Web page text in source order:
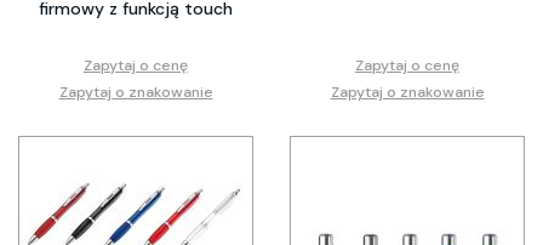
firmowy z funkcją touch
Zapytaj o cenę
Zapytaj o znakowanie
Zapytaj o cenę
Zapytaj o znakowanie